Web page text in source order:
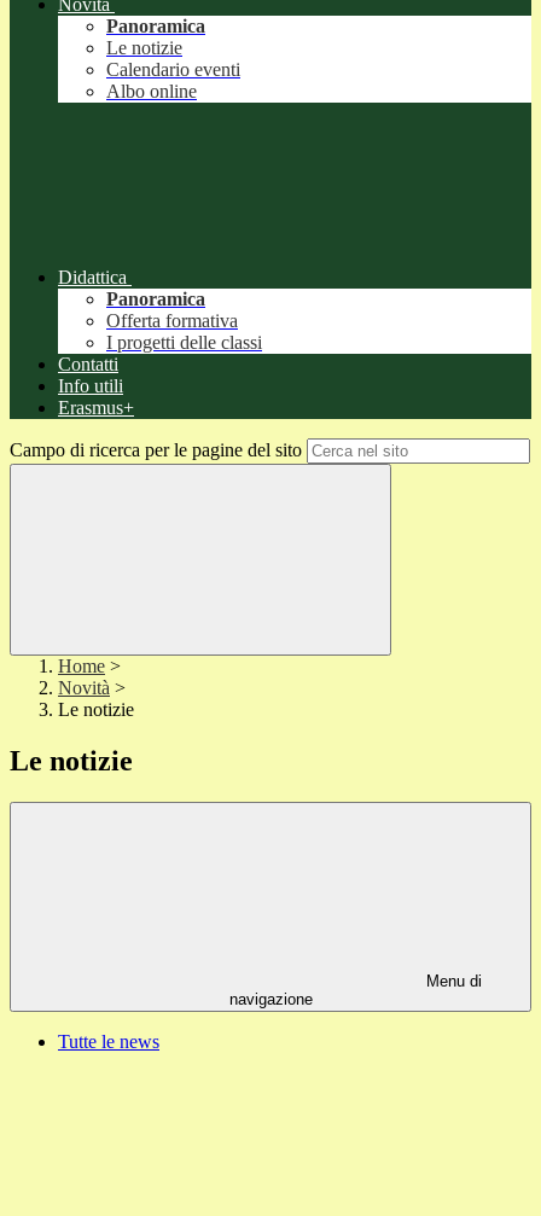
Novità
Panoramica
Le notizie
Calendario eventi
Albo online
Didattica
Panoramica
Offerta formativa
I progetti delle classi
Contatti
Info utili
Erasmus+
Campo di ricerca per le pagine del sito
Home >
Novità >
Le notizie
Le notizie
Menu di
navigazione
Tutte le news